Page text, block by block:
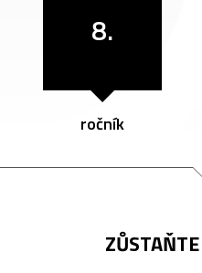
8.
ročník